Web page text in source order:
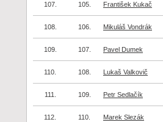
107. 105. František Kukač
108. 106. Mikuláš Vondrák
109. 107. Pavel Dumek
110. 108. Lukaš Valkovič
111. 109. Petr Sedlačík
112. 110. Marek Slezák